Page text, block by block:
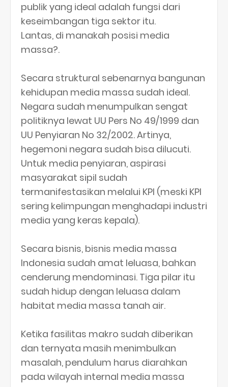
publik yang ideal adalah fungsi dari
keseimbangan tiga sektor itu.
Lantas, di manakah posisi media
massa?.
Secara struktural sebenarnya bangunan
kehidupan media massa sudah ideal.
Negara sudah menumpulkan sengat
politiknya lewat UU Pers No 49/1999 dan
UU Penyiaran No 32/2002. Artinya,
hegemoni negara sudah bisa dilucuti.
Untuk media penyiaran, aspirasi
masyarakat sipil sudah
termanifestasikan melalui KPI (meski KPI
sering kelimpungan menghadapi industri
media yang keras kepala).
Secara bisnis, bisnis media massa
Indonesia sudah amat leluasa, bahkan
cenderung mendominasi. Tiga pilar itu
sudah hidup dengan leluasa dalam
habitat media massa tanah air.
Ketika fasilitas makro sudah diberikan
dan ternyata masih menimbulkan
masalah, pendulum harus diarahkan
pada wilayah internal media massa